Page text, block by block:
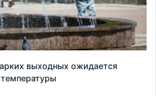
выходных ожидается